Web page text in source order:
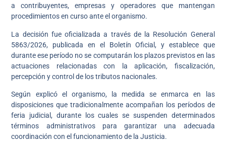
a contribuyentes, empresas y operadores que mantengan
procedimientos en curso ante el organismo.
La decisión fue oficializada a través de la Resolución General
5863/2026, publicada en el Boletín Oficial, y establece que
durante ese período no se computarán los plazos previstos en las
actuaciones relacionadas con la aplicación, fiscalización,
percepción y control de los tributos nacionales.
Según explicó el organismo, la medida se enmarca en las
disposiciones que tradicionalmente acompañan los períodos de
feria judicial, durante los cuales se suspenden determinados
términos administrativos para garantizar una adecuada
coordinación con el funcionamiento de la Justicia.